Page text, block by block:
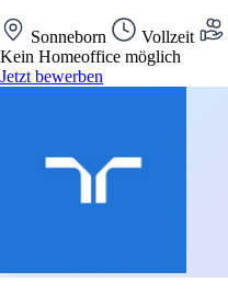
Sonneborn Vollzeit
Kein Homeoffice möglich
Jetzt bewerben